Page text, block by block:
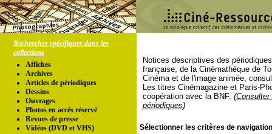
Recherches spécifiques dans les
collections
Affiches
Archives
Articles de périodiques
Dessins
Ouvrages
Photos en accés réservé
Revues de presse
Vidéos (DVD et VHS)
Notices descriptives des
française, de la Cinémathèque de
Cinéma et de l'image animée,
Les titres Cinémagazine et Paris-
coopération avec la BNF.
périodiques)
Sélectionner les critères de